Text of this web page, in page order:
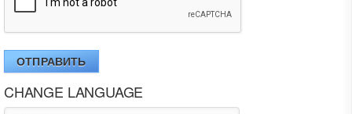
ОТПРАВИТЬ
CHANGE LANGUAGE